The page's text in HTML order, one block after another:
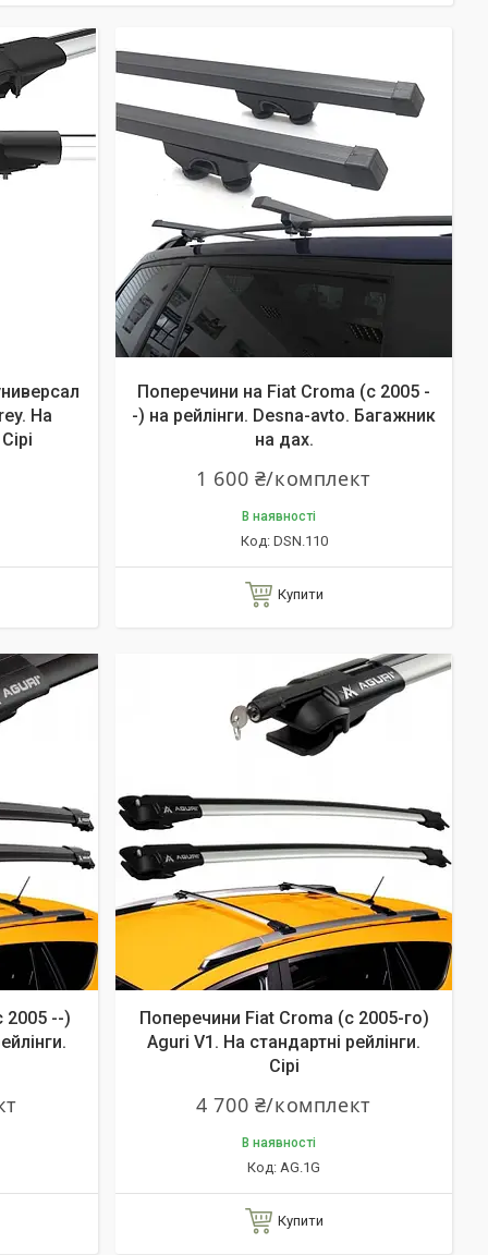
На
Поперечини на Fiat Croma (c 2005 -
-) на рейлінги. Desna-avto. Багажник
на дах.
1 600 ₴/комплект
В наявності
DSN.110
Купити
2005 --)
Поперечини Fiat Croma (c 2005-го)
Aguri V1. На стандартні рейлінги.
Сірі
4 700 ₴/комплект
В наявності
AG.1G
Купити